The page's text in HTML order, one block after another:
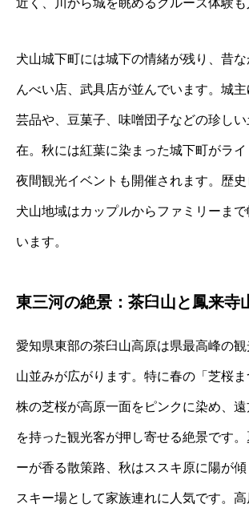
犬山城下町には城下の情緒が残り、昔
んべい店、武具店が並んでいます。城
芸品や、豆菓子、味噌団子などの珍し
在。秋には紅葉に染まった城下町がライ
夜間観光イベントも開催されます。歴
犬山地域はカップルからファミリーま
います。
東三河の絶景：茶臼山と鳳来寺
愛知県東部の茶臼山高原は県最高峰の
山並みが広がります。特に春の「芝桜
株の芝桜が高原一面をピンクに染め、
を持った観光客が押し寄せる絶景です
ーが香る散策路、秋はススキ原に陽が
スキー場として家族連れに人気です。